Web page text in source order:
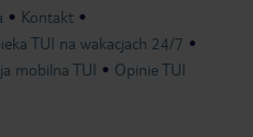
Kontakt
TUI na wakacjach 24/7
mobilna TUI Opinie TUI